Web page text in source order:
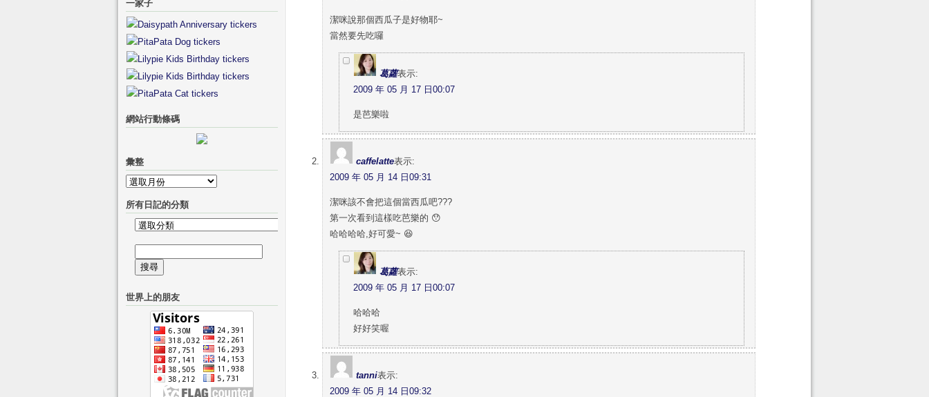
潔咪說那個西瓜子是好物耶~
當然要先吃囉
葛蘿表示:
2009 年 05 月 17 日00:07
是芭樂啦
caffelatte表示:
2009 年 05 月 14 日09:31
潔咪該不會把這個當西瓜吧???
第一次看到這樣吃芭樂的 😯
哈哈哈哈,好可愛~ 😆
葛蘿表示:
2009 年 05 月 17 日00:07
哈哈哈
好好笑喔
tanni表示:
2009 年 05 月 14 日09:32
一家子
網站行動條碼
彙整
彙
整
所有日記的分類
所
日
記
分
尋
鍵
世界上的朋友